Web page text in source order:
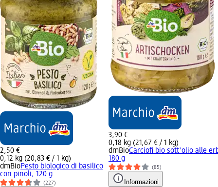
2,50 €
0,12 kg (20,83 € / 1 kg)
dmBioPesto biologico di basilico
con pinoli, 120 g
(227)
3,90 €
0,18 kg (21,67 € / 1 kg)
dmBioCarciofi bio sott'olio alle
180 g
(85)
Informazioni